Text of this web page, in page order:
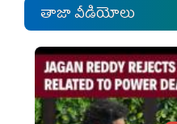
తాజా వీడియోలు